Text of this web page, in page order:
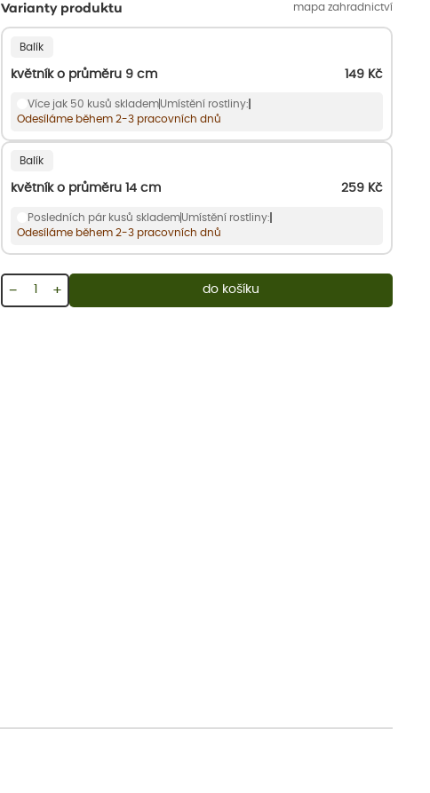
Varianty produktu mapa zahradnictví
Balík
květník o průměru 9 cm 149 Kč
Více jak 50 kusů sklademUmístění rostliny:
Odesíláme během 2-3 pracovních dnů
Balík
květník o průměru 14 cm 259 Kč
Posledních pár kusů sklademUmístění rostliny:
Odesíláme během 2-3 pracovních dnů
+
− do košíku